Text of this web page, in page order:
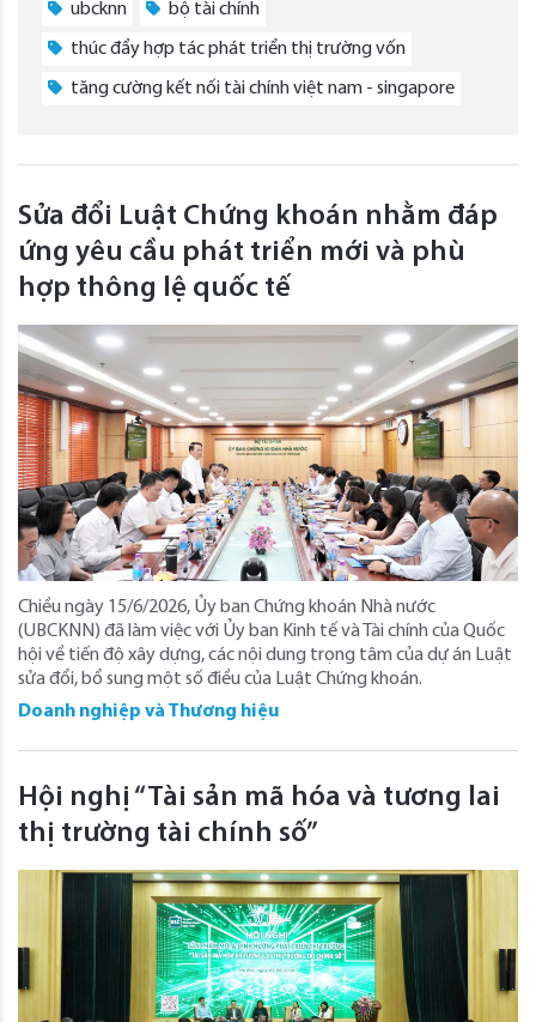
ubcknn bộ tài chính
thúc đẩy hợp tác phát triển thị trường vốn
tăng cường kết nối tài chính việt nam - singapore
Sửa đổi Luật Chứng khoán nhằm đáp
ứng yêu cầu phát triển mới và phù
hợp thông lệ quốc tế
Chiều ngày 15/6/2026, Ủy ban Chứng khoán Nhà nước
(UBCKNN) đã làm việc với Ủy ban Kinh tế và Tài chính của Quốc
hội về tiến độ xây dựng, các nội dung trọng tâm của dự án Luật
sửa đổi, bổ sung một số điều của Luật Chứng khoán.
Doanh nghiệp và Thương hiệu
Hội nghị “Tài sản mã hóa và tương lai
thị trường tài chính số”